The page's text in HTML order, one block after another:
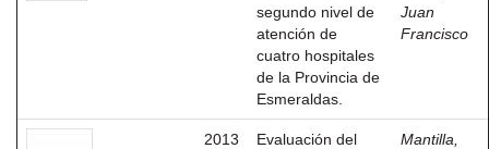
segundo nivel de
atención de
cuatro hospitales
de la Provincia de
Esmeraldas.
Juan
Francisco
2013
Evaluación del
Mantilla,